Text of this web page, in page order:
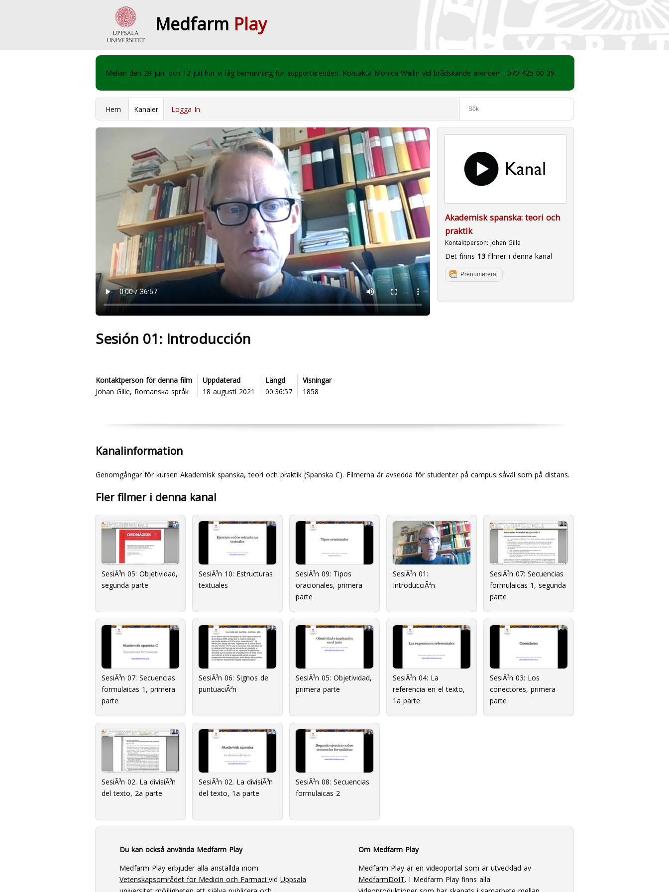
Medfarm Play
Mellan den 29 juni och 13 juli har vi låg bemanning för supportärenden. Kontakta Monica Wallin vid brådskande ärenden - 070-425 00 39.
Hem Kanaler Logga In
Akademisk spanska: teori och
praktik
Kontaktperson: Johan Gille
Det finns 13filmer i denna kanal
Prenumerera
Sesión 01: Introducción
Kontaktperson för denna film
Johan Gille, Romanska språk
Uppdaterad
18 augusti 2021
Längd
00:36:57
Visningar
1858
Kanalinformation
Genomgångar för kursen Akademisk spanska, teori och praktik (Spanska C). Filmerna är avsedda för studenter på campus såväl som på distans.
Fler filmer i denna kanal
SesiÃ³n 05: Objetividad,
segunda parte
SesiÃ³n 10: Estructuras
textuales
SesiÃ³n 09: Tipos
oracionales, primera
parte
SesiÃ³n 01:
IntroducciÃ³n
SesiÃ³n 07: Secuencias
formulaicas 1, segunda
parte
SesiÃ³n 07: Secuencias
formulaicas 1, primera
parte
SesiÃ³n 06: Signos de
puntuaciÃ³n
SesiÃ³n 05: Objetividad,
primera parte
SesiÃ³n 04: La
referencia en el texto,
1a parte
SesiÃ³n 03: Los
conectores, primera
parte
SesiÃ³n 02. La divisiÃ³n
del texto, 2a parte
SesiÃ³n 02. La divisiÃ³n
del texto, 1a parte
SesiÃ³n 08: Secuencias
formulaicas 2
Du kan också använda Medfarm Play
Medfarm Play erbjuder alla anställda inom
Vetenskapsområdet för Medicin och Farmaci vid Uppsala
Om Medfarm Play
Medfarm Play är en videoportal som är utvecklad av
MedfarmDoIT. I Medfarm Play finns alla